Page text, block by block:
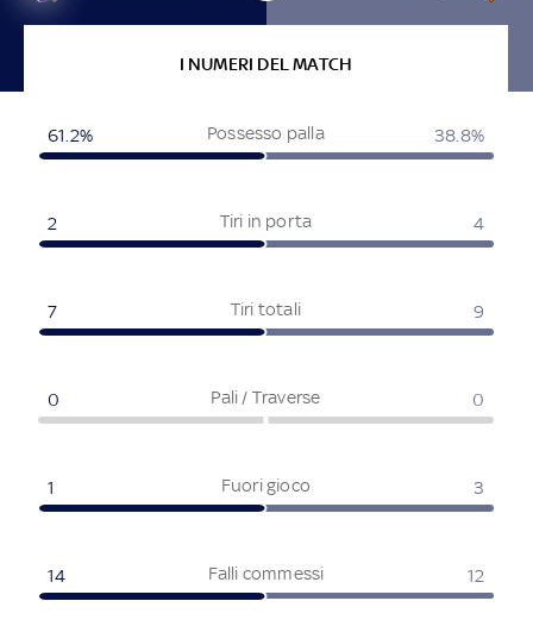
I NUMERI DEL MATCH
Possesso palla
61.2% 38.8%
Tiri in porta
2 4
Tiri totali
7 9
Pali / Traverse
0 0
Fuori gioco
1 3
Falli commessi
14 12